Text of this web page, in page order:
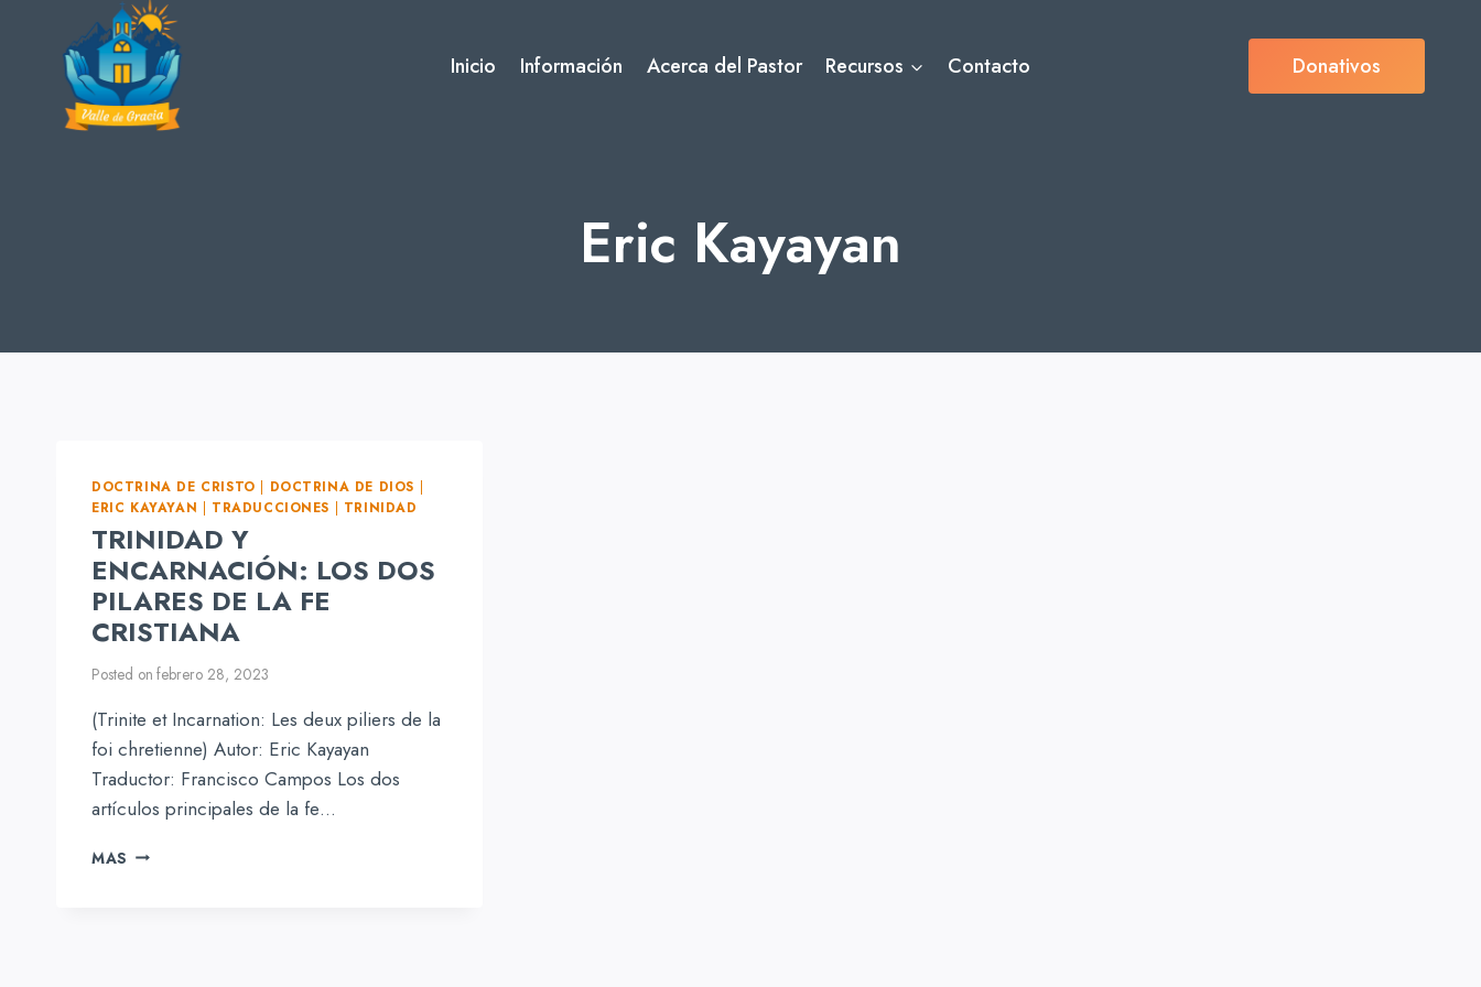
Inicio Información Acerca del Pastor Recursos Contacto Donativos
Eric Kayayan
DOCTRINA DE CRISTO | DOCTRINA DE DIOS |
ERIC KAYAYAN | TRADUCCIONES | TRINIDAD
TRINIDAD Y
ENCARNACIÓN: LOS DOS
PILARES DE LA FE
CRISTIANA
Posted on febrero 28, 2023
(Trinite et Incarnation: Les deux piliers de la
foi chretienne) Autor: Eric Kayayan
Traductor: Francisco Campos Los dos
artículos principales de la fe…
MAS TRINIDAD